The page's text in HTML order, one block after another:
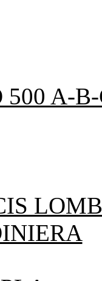
500 A-